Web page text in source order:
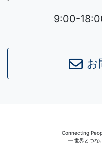
9:00-
お
Connecting
― 世界とつな